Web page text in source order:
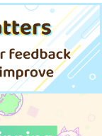
おかえり、ななみ